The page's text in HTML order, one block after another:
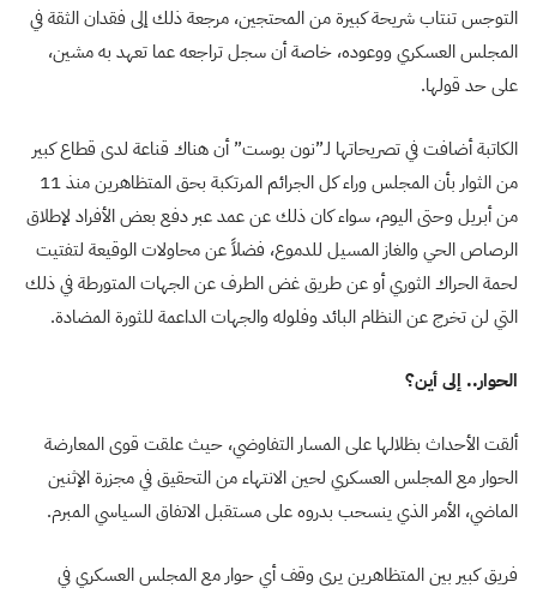
التوجس تنتاب شريحة كبيرة من المحتجين، مرجعة ذلك إلى فقدان الثقة في
المجلس العسكري ووعوده، خاصة أن سجل تراجعه عما تعهد به مشين،
على حد قولها.
الكاتبة أضافت في تصريحاتها لـ”نون بوست” أن هناك قناعة لدى قطاع كبير
من الثوار بأن المجلس وراء كل الجرائم المرتكبة بحق المتظاهرين منذ 11
من أبريل وحتى اليوم، سواء كان ذلك عن عمد عبر دفع بعض الأفراد لإطلاق
الرصاص الحي والغاز المسيل للدموع، فضلاً عن محاولات الوقيعة لتفتيت
لحمة الحراك الثوري أو عن طريق غض الطرف عن الجهات المتورطة في ذلك
التي لن تخرج عن النظام البائد وفلوله والجهات الداعمة للثورة المضادة.
الحوار.. إلى أين؟
ألقت الأحداث بظلالها على المسار التفاوضي، حيث علقت قوى المعارضة
الحوار مع المجلس العسكري لحين الانتهاء من التحقيق في مجزرة الإثنين
الماضي، الأمر الذي ينسحب بدروه على مستقبل الاتفاق السياسي المبرم.
فريق كبير بين المتظاهرين يرى وقف أي حوار مع المجلس العسكري في